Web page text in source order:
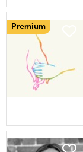
Premium